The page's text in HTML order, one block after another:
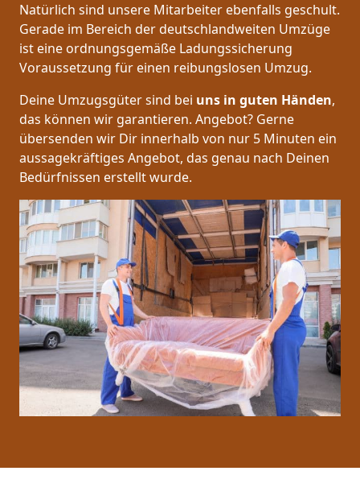
Natürlich sind unsere Mitarbeiter ebenfalls geschult.
Gerade im Bereich der deutschlandweiten Umzüge
ist eine ordnungsgemäße Ladungssicherung
Voraussetzung für einen reibungslosen Umzug.
Deine Umzugsgüter sind bei uns in guten Händen,
das können wir garantieren. Angebot? Gerne
übersenden wir Dir innerhalb von nur 5 Minuten ein
aussagekräftiges Angebot, das genau nach Deinen
Bedürfnissen erstellt wurde.